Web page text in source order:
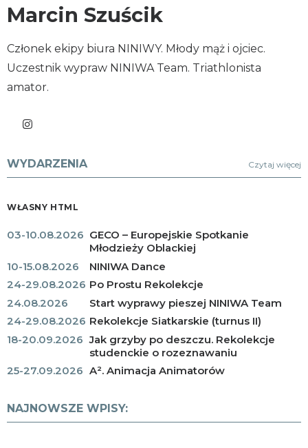
Marcin Szuścik
Członek ekipy biura NINIWY. Młody mąż i ojciec.
Uczestnik wypraw NINIWA Team. Triathlonista
amator.
WYDARZENIA Czytaj więcej
WŁASNY HTML
03-10.08.2026 GECO – Europejskie Spotkanie
Młodzieży Oblackiej
10-15.08.2026
NINIWA Dance
24-29.08.2026 Po Prostu Rekolekcje
24.08.2026
Start wyprawy pieszej NINIWA Team
24-29.08.2026 Rekolekcje Siatkarskie (turnus II)
18-20.09.2026 Jak grzyby po deszczu. Rekolekcje
studenckie o rozeznawaniu
25-27.09.2026 A². Animacja Animatorów
NAJNOWSZE WPISY: